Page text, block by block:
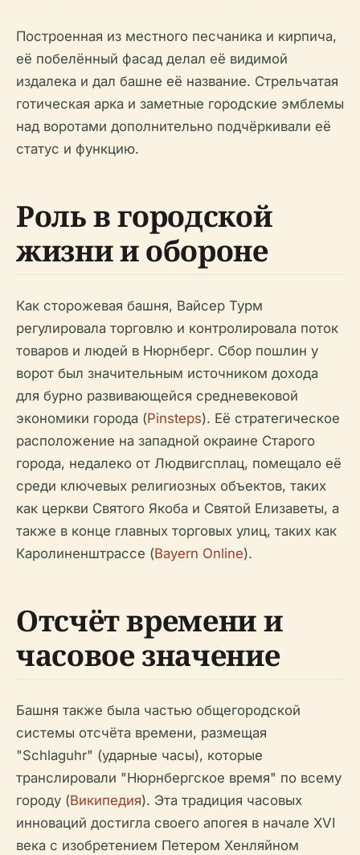
Построенная из местного песчаника и кирпича,
её побелённый фасад делал её видимой
издалека и дал башне её название. Стрельчатая
готическая арка и заметные городские эмблемы
над воротами дополнительно подчёркивали её
статус и функцию.
Роль в городской
жизни и обороне
Как сторожевая башня, Вайсер Турм
регулировала торговлю и контролировала поток
товаров и людей в Нюрнберг. Сбор пошлин у
ворот был значительным источником дохода
для бурно развивающейся средневековой
экономики города (Pinsteps). Её стратегическое
расположение на западной окраине Старого
города, недалеко от Людвигсплац, помещало её
среди ключевых религиозных объектов, таких
как церкви Святого Якоба и Святой Елизаветы, а
также в конце главных торговых улиц, таких как
Каролиненштрассе (Bayern Online).
Отсчёт времени и
часовое значение
Башня также была частью общегородской
системы отсчёта времени, размещая
"Schlaguhr" (ударные часы), которые
транслировали "Нюрнбергское время" по всему
городу (Википедия). Эта традиция часовых
инноваций достигла своего апогея в начале XVI
века с изобретением Петером Хенляйном